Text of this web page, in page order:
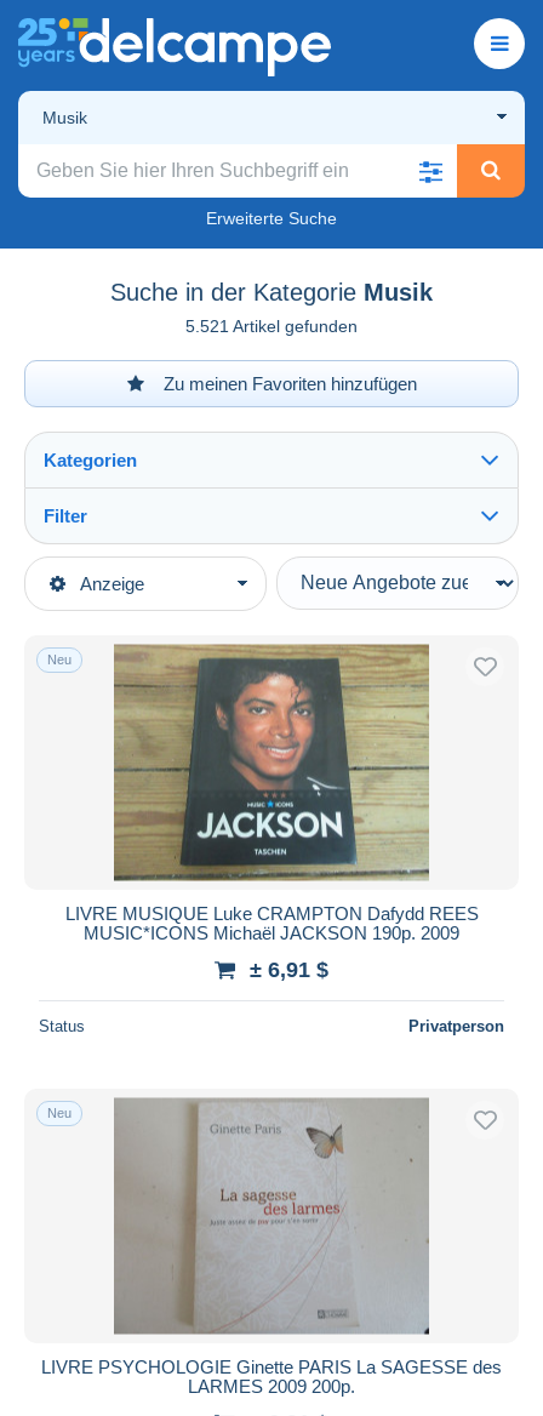
Musik
Erweiterte Suche
Suche in der Kategorie Musik
5.521 Artikel gefunden
Zu meinen Favoriten hinzufügen
Anzeige
Kategorien
Hauptkategorien
Französisch
Kultur
Filter
Art der Verkäufe
Laufende Angebote
Festpreise
Auktionen mit Geboten
Auktionen ohne Gebote
Auktionshäuser
Verkauft
Alle Laufzeiten
Endet in Stunde(n)
Preis
Kostenloser Versand
Banküberweisung
Bancontact
Maestro
Neu
LIVRE MUSIQUE Luke CRAMPTON Dafydd REES
MUSIC*ICONS Michaël JACKSON 190p. 2009
± 6,91 $
Status Privatperson
Neu
LIVRE PSYCHOLOGIE Ginette PARIS La SAGESSE des
LARMES 2009 200p.